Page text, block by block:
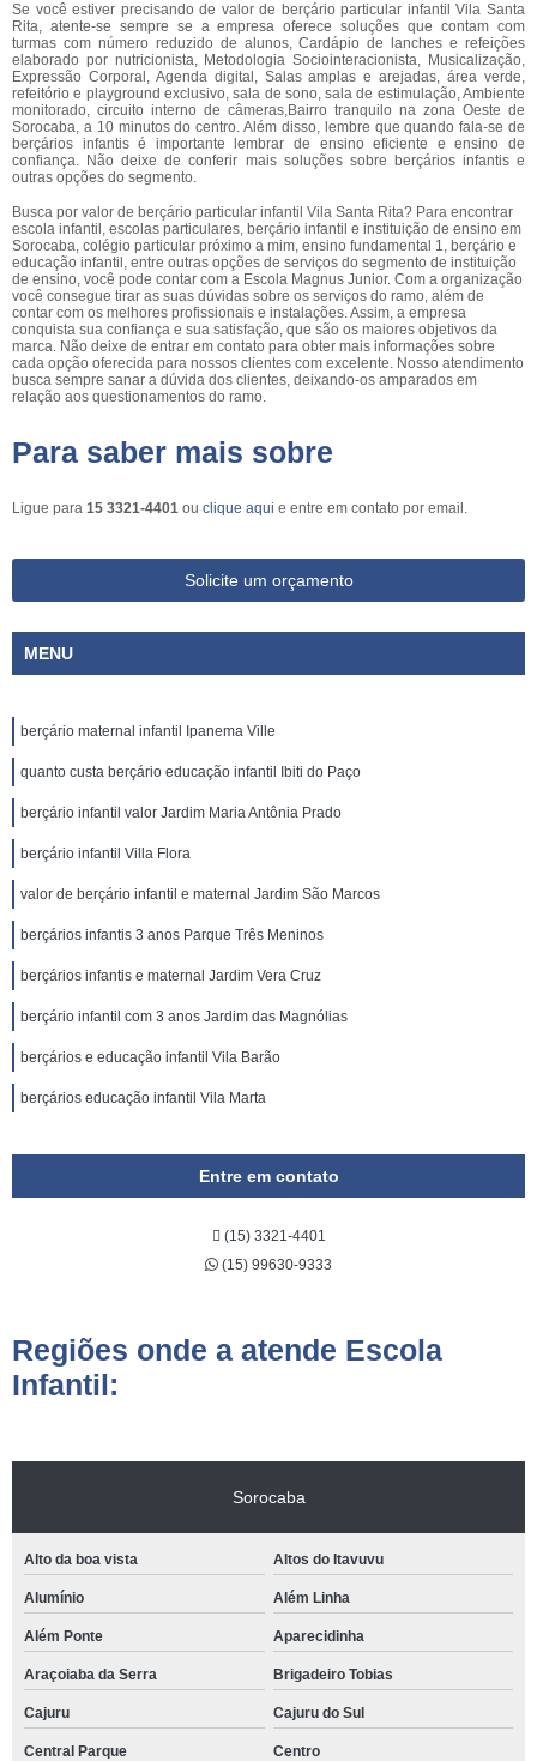
Se você estiver precisando de valor de berçário particular infantil Vila Santa
Rita, atente-se sempre se a empresa oferece soluções que contam com
turmas com número reduzido de alunos, Cardápio de lanches e refeições
elaborado por nutricionista, Metodologia Sociointeracionista, Musicalização,
Expressão Corporal, Agenda digital, Salas amplas e arejadas, área verde,
refeitório e playground exclusivo, sala de sono, sala de estimulação, Ambiente
monitorado, circuito interno de câmeras,Bairro tranquilo na zona Oeste de
Sorocaba, a 10 minutos do centro. Além disso, lembre que quando fala-se de
berçários infantis é importante lembrar de ensino eficiente e ensino de
confiança. Não deixe de conferir mais soluções sobre berçários infantis e
outras opções do segmento.
Busca por valor de berçário particular infantil Vila Santa Rita? Para encontrar
escola infantil, escolas particulares, berçário infantil e instituição de ensino em
Sorocaba, colégio particular próximo a mim, ensino fundamental 1, berçário e
educação infantil, entre outras opções de serviços do segmento de instituição
de ensino, você pode contar com a Escola Magnus Junior. Com a organização
você consegue tirar as suas dúvidas sobre os serviços do ramo, além de
contar com os melhores profissionais e instalações. Assim, a empresa
conquista sua confiança e sua satisfação, que são os maiores objetivos da
marca. Não deixe de entrar em contato para obter mais informações sobre
cada opção oferecida para nossos clientes com excelente. Nosso atendimento
busca sempre sanar a dúvida dos clientes, deixando-os amparados em
relação aos questionamentos do ramo.
Para saber mais sobre
Ligue para 15 3321-4401 ou clique aqui e entre em contato por email.
Solicite um orçamento
MENU
berçário maternal infantil Ipanema Ville
quanto custa berçário educação infantil Ibiti do Paço
berçário infantil valor Jardim Maria Antônia Prado
berçário infantil Villa Flora
valor de berçário infantil e maternal Jardim São Marcos
berçários infantis 3 anos Parque Três Meninos
berçários infantis e maternal Jardim Vera Cruz
berçário infantil com 3 anos Jardim das Magnólias
berçários e educação infantil Vila Barão
berçários educação infantil Vila Marta
Entre em contato
(15) 3321-4401
(15) 99630-9333
Regiões onde a atende Escola
Infantil:
Sorocaba
Alto da boa vista Altos do Itavuvu
Alumínio Além Linha
Além Ponte Aparecidinha
Araçoiaba da Serra Brigadeiro Tobias
Cajuru Cajuru do Sul
Central Parque Centro